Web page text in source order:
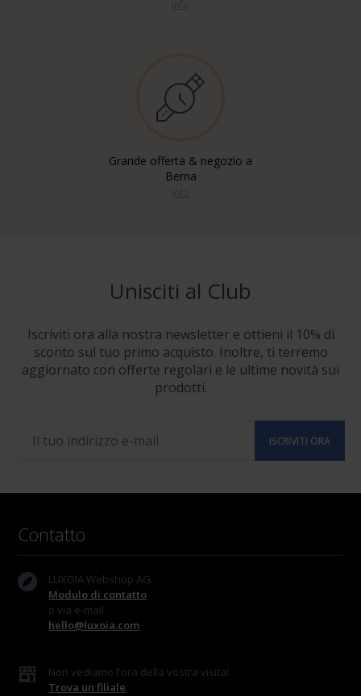
Grande offerta & negozio a
Berna
Unisciti al Club
Iscriviti ora alla nostra newsletter e ottieni il 10% di
sconto sul tuo primo acquisto. Inoltre, ti terremo
aggiornato con offerte regolari e le ultime novità sui
prodotti.
Contatto
LUXOIA Webshop AG
Modulo di contatto
o via e-mail
hello@luxoia.com
Non vediamo l'ora della vostra visita!
Trova un filiale